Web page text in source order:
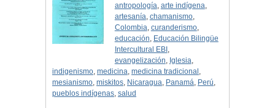
antropología, arte indígena,
artesanía, chamanismo,
Colombia, curanderismo,
educación, Educación Bilingüe
Intercultural EBI ,
evangelización, Iglesia,
indigenismo, medicina, medicina tradicional ,
mesianismo, miskitos, Nicaragua, Panamá, Perú,
pueblos indígenas, salud